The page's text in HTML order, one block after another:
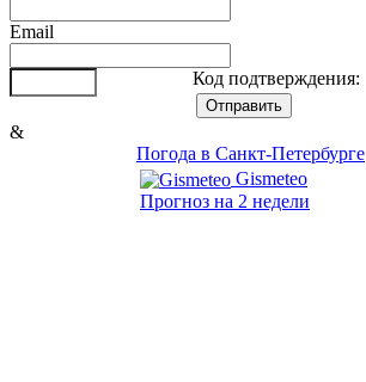
Email
Код подтверждения:
&
Погода в Санкт-Петербурге
Gismeteo
Прогноз на 2 недели